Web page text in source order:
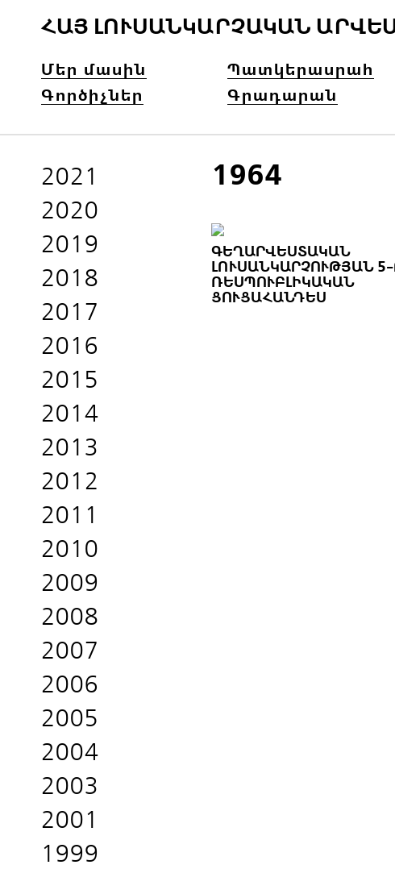
ՀԱՅ ԼՈՒՍԱՆԿԱՐՉԱԿԱՆ
Մեր մասին Պատկերասրահ
Գործիչներ
Գրադարան
2021
2020
2019
2018
2017
2016
2015
2014
2013
2012
2011
2010
2009
2008
2007
2006
2005
2004
2003
2001
1999
1964
ԳԵՂԱՐՎԵՍՏԱԿԱՆ
ԼՈՒՍԱՆԿԱՐՉՈՒԹՅԱՆ
ՌԵՍՊՈՒԲԼԻԿԱԿԱՆ
ՑՈՒՑԱՀԱՆԴԵՍ